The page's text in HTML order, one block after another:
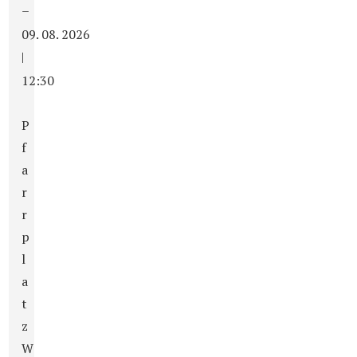
–
09. 08. 2026
|
12:30
P
f
a
r
r
p
l
a
t
z
W